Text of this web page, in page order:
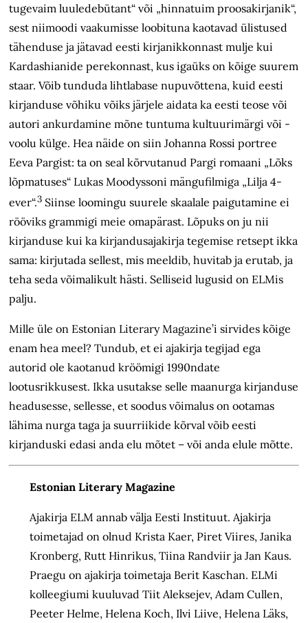
tugevaim luuledebütant“ või „hinnatuim proosakirjanik“,
sest niimoodi vaakumisse loobituna kaotavad ülistused
tähenduse ja jätavad eesti kirjanikkonnast mulje kui
Kardashianide perekonnast, kus igaüks on kõige suurem
staar. Võib tunduda lihtlabase nupuvõttena, kuid eesti
kirjanduse võhiku võiks järjele aidata ka eesti teose või
autori ankurdamine mõne tuntuma kultuurimärgi või -
voolu külge. Hea näide on siin Johanna Rossi portree
Eeva Pargist: ta on seal kõrvutanud Pargi romaani „Lõks
lõpmatuses“ Lukas Moodyssoni mängufilmiga „Lilja 4-
ever“.3 Siinse loomingu suurele skaalale paigutamine ei
rööviks grammigi meie omapärast. Lõpuks on ju nii
kirjanduse kui ka kirjandusajakirja tegemise retsept ikka
sama: kirjutada sellest, mis meeldib, huvitab ja erutab, ja
teha seda võimalikult hästi. Selliseid lugusid on ELMis
palju.
Mille üle on Estonian Literary Magazine’i sirvides kõige
enam hea meel? Tundub, et ei ajakirja tegijad ega
autorid ole kaotanud kröömigi 1990ndate
lootusrikkusest. Ikka usutakse selle maanurga kirjanduse
headusesse, sellesse, et soodus võimalus on ootamas
lähima nurga taga ja suur­riikide kõrval võib eesti
kirjanduski edasi anda elu mõtet – või anda elule mõtte.
Estonian Literary Magazine
Ajakirja ELM annab välja Eesti Instituut. Ajakirja
toimetajad on olnud Krista Kaer, Piret Viires, Janika
Kronberg, Rutt Hinrikus, Tiina Randviir ja Jan Kaus.
Praegu on ajakirja toimetaja Berit Kaschan. ELMi
kolleegiumi kuuluvad Tiit Aleksejev, Adam Cullen,
Peeter Helme, Helena Koch, Ilvi Liive, Helena Läks,